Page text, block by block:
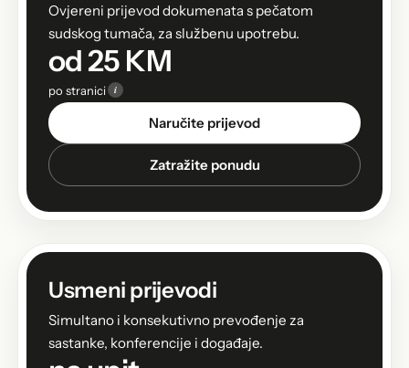
Ovjereni prijevod dokumenata s pečatom
sudskog tumača, za službenu upotrebu.
od 25 KM
po stranici i
Naručite prijevod
Zatražite ponudu
Usmeni prijevodi
Simultano i konsekutivno prevođenje za
sastanke, konferencije i događaje.